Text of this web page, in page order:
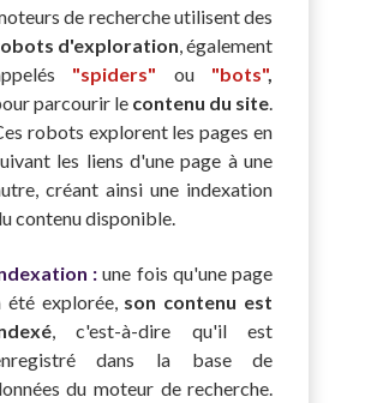
de recherche utilisent des
d'exploration, également
"spiders" ou "bots",
parcourir le contenu du site.
robots explorent les pages en
les liens d'une page à une
créant ainsi une indexation
contenu disponible.
: une fois qu'une page
été explorée, son contenu est
, c'est-à-dire qu'il est
dans la base de
du moteur de recherche.